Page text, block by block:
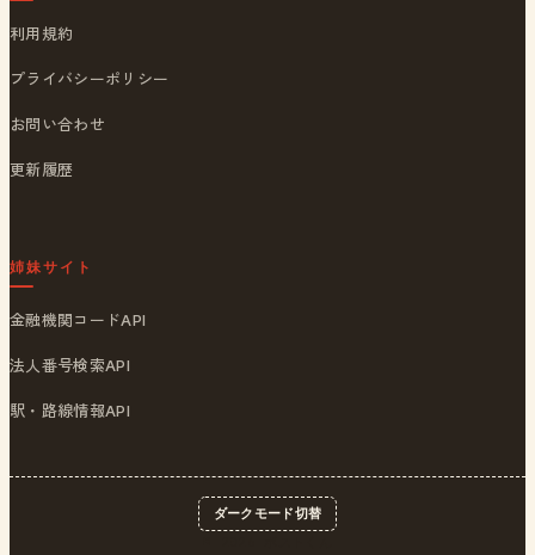
利用規約
プライバシーポリシー
お問い合わせ
更新履歴
姉妹サイト
金融機関コードAPI
法人番号検索API
駅・路線情報API
ダークモード切替